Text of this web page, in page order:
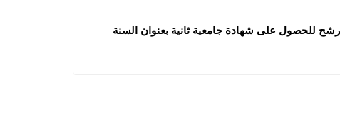
للحصول على شهادة جامعية ثانية بعنوان السنة